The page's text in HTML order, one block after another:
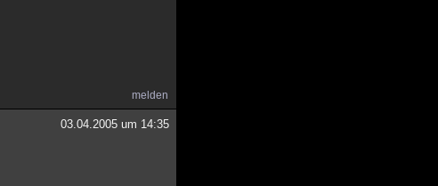
melden
03.04.2005 um 14:35